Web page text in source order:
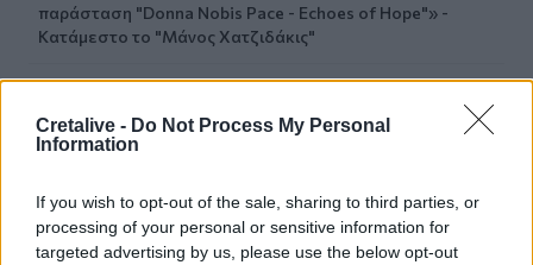
Cretalive - Do Not Process My Personal
Information
If you wish to opt-out of the sale, sharing to third parties, or
processing of your personal or sensitive information for
targeted advertising by us, please use the below opt-out
παράσταση "Donna Nobis Pace - Echoes of Hope"» -
Κατάμεστο το "Μάνος Χατζιδάκις"
Ο Ντ. Τραμπ αρνείται ότι αντιμετωπίζει έλλειψη
πυρομαχικών
Οι φίλοι της ΑΕΚ κάνουν … ανάρπαστα τα εισιτήρια του
Super Cup με τον ΟΦΗ!